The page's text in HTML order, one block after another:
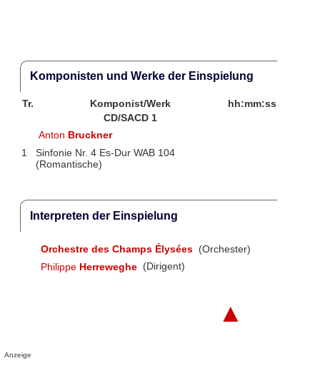
Komponisten und Werke der Einspielung
Tr. Komponist/Werk
hh:mm:ss
CD/SACD 1
Anton Bruckner
1
Sinfonie Nr. 4 Es-Dur WAB 104
(Romantische)
Interpreten der Einspielung
Orchestre des Champs Élysées (Orchester)
Philippe Herreweghe (Dirigent)
▲
Anzeige